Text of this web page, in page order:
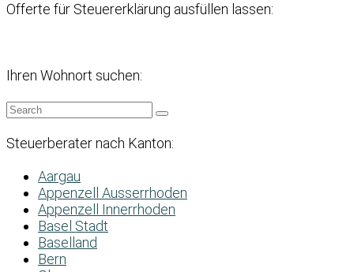
Offerte für Steuererklärung ausfüllen lassen:
Ihren Wohnort suchen:
Steuerberater nach Kanton:
Aargau
Appenzell Ausserrhoden
Appenzell Innerrhoden
Basel Stadt
Baselland
Bern